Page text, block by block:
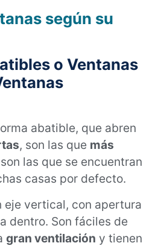
según su
o Ventanas
abatible, que abren
, son las que más
las que se encuentran
casas por defecto.
eje vertical, con apertura
dentro. Son fáciles de
gran ventilación y tienen